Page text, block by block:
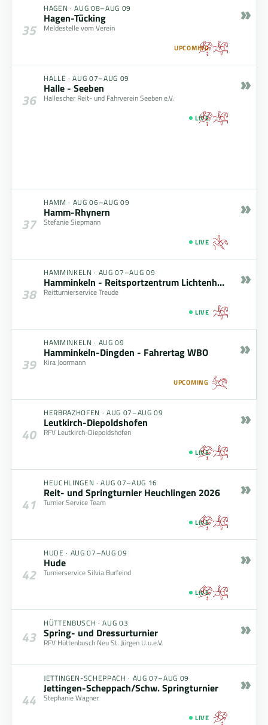
35
HAGEN ·AUG 08–AUG 09
Hagen-Tücking
Meldestelle vom Verein
UPCOMING
»
36
HALLE ·AUG 07–AUG 09
Halle - Seeben
Hallescher Reit- und Fahrverein Seeben e.V.
LIVE
»
37
HAMM · AUG 06–AUG 09
Hamm-Rhynern
Stefanie Siepmann
LIVE
»
38
HAMMINKELN · AUG 07–AUG 09
Hamminkeln - Reitsportzentrum Lichtenholz
Reitturnierservice Treude
LIVE
»
39
HAMMINKELN · AUG 09
Hamminkeln-Dingden - Fahrertag WBO
Kira Joormann
UPCOMING
»
40
HERBRAZHOFEN · AUG 07–AUG 09
Leutkirch-Diepoldshofen
RFV Leutkirch-Diepoldshofen
LIVE
»
41
HEUCHLINGEN ·AUG 07–AUG 16
Reit- und Springturnier Heuchlingen 2026
Turnier Service Team
LIVE
»
42
HUDE · AUG 07–AUG 09
Hude
Turnierservice Silvia Burfeind
LIVE
»
43
HÜTTENBUSCH ·AUG 03
Spring- und Dressurturnier
RFV Hüttenbusch Neu St. Jürgen U.u.e.V.
»
44
JETTINGEN-SCHEPPACH · AUG 07–AUG 09
Jettingen-Scheppach/Schw. Springturnier
Stephanie Wagner
LIVE
»